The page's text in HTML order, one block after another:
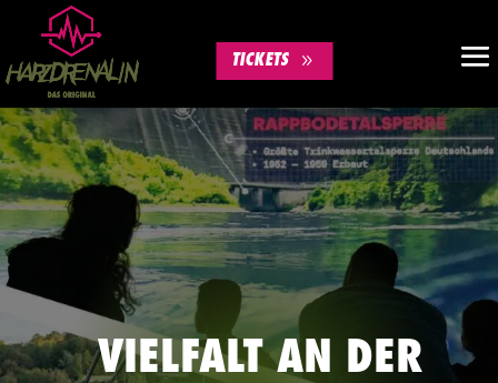
VIELFALT AN DER
TICKETS